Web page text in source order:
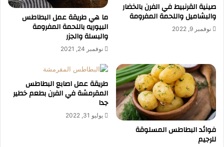
صينية القرنبيط في الفرن بالخضار
والبشاميل واللحمة المفرومة
نوفمبر 9, 2022
ما هي طريقة عمل البطاطس
البيوريه باللحمة المفرومة
والبسلة والجزر
نوفمبر 24, 2021
فوائد البطاطس المسلوقة
للرجيم
طريقة عمل اصابع البطاطس
المقرمشة في الفرن بطعم خطير
جدا
يوليو 31, 2022